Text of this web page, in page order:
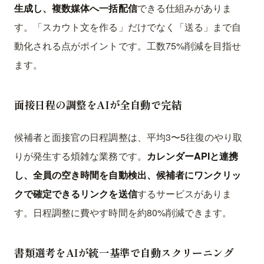
生成し、複数媒体へ一括配信できる仕組みがありま
す。「スカウト文を作る」だけでなく「送る」まで自
動化される点がポイントです。工数75%削減を目指せ
ます。
面接日程の調整をAIが全自動で完結
候補者と面接官の日程調整は、平均3〜5往復のやり取
りが発生する煩雑な業務です。 カレンダーAPIと連携
し、全員の空き時間を自動検出、候補者にワンクリッ
クで確定できるリンクを送信するサービスがありま
す。日程調整に費やす時間を約80%削減できます。
書類選考をAIが統一基準で自動スクリーニング